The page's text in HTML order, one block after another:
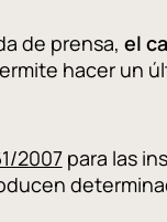
de prensa, el
hacer un
2007para las